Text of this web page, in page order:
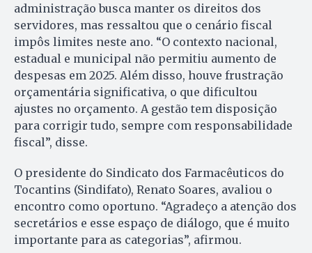
administração busca manter os direitos dos
servidores, mas ressaltou que o cenário fiscal
impôs limites neste ano. “O contexto nacional,
estadual e municipal não permitiu aumento de
despesas em 2025. Além disso, houve frustração
orçamentária significativa, o que dificultou
ajustes no orçamento. A gestão tem disposição
para corrigir tudo, sempre com responsabilidade
fiscal”, disse.
O presidente do Sindicato dos Farmacêuticos do
Tocantins (Sindifato), Renato Soares, avaliou o
encontro como oportuno. “Agradeço a atenção dos
secretários e esse espaço de diálogo, que é muito
importante para as categorias”, afirmou.